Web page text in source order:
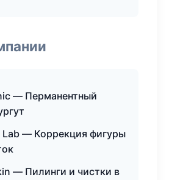
— Перманентный
Lab — Коррекция фигуры
— Пилинги и чистки в